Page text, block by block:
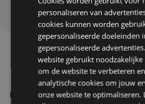
Maak zelf het nieuws
personaliseren van
cookies kunnen worden
gepersonaliseerde doeleinden
gepersonaliseerde
website gebruikt noodzakelijke
om de website te verbeteren en
analytische cookies om jouw
onze website te optimaliseren.